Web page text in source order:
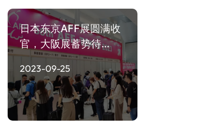
日本东京AFF展圆满收
官，大阪展蓄势待…
2023-09-25